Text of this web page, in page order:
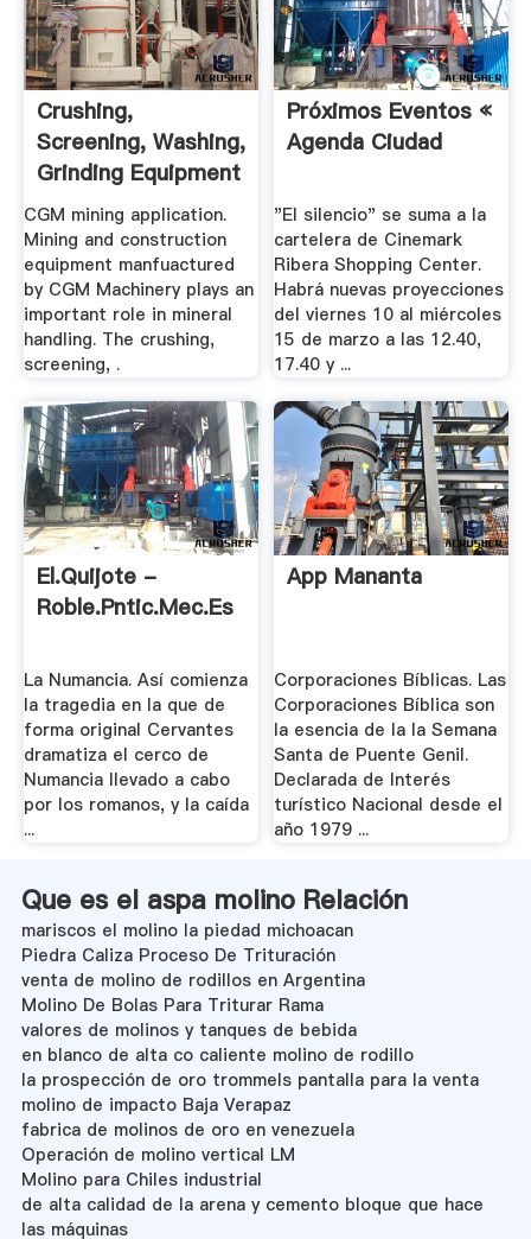
Crushing,
Screening, Washing,
Grinding Equipment
.
CGM mining application.
Mining and construction
equipment manfuactured
by CGM Machinery plays an
important role in mineral
handling. The crushing,
screening, .
Próximos Eventos «
Agenda Ciudad
"El silencio" se suma a la
cartelera de Cinemark
Ribera Shopping Center.
Habrá nuevas proyecciones
del viernes 10 al miércoles
15 de marzo a las 12.40,
17.40 y ...
El.Quijote -
Roble.pntic.mec.es
La Numancia. Así comienza
la tragedia en la que de
forma original Cervantes
dramatiza el cerco de
Numancia llevado a cabo
por los romanos, y la caída
...
App Mananta
Corporaciones Bíblicas. Las
Corporaciones Bíblica son
la esencia de la la Semana
Santa de Puente Genil.
Declarada de Interés
turístico Nacional desde el
año 1979 ...
Que es el aspa molino Relación
mariscos el molino la piedad michoacan
Piedra Caliza Proceso De Trituración
venta de molino de rodillos en Argentina
Molino De Bolas Para Triturar Rama
valores de molinos y tanques de bebida
en blanco de alta co caliente molino de rodillo
la prospección de oro trommels pantalla para la venta
molino de impacto Baja Verapaz
fabrica de molinos de oro en venezuela
Operación de molino vertical LM
Molino para Chiles industrial
de alta calidad de la arena y cemento bloque que hace
las máquinas